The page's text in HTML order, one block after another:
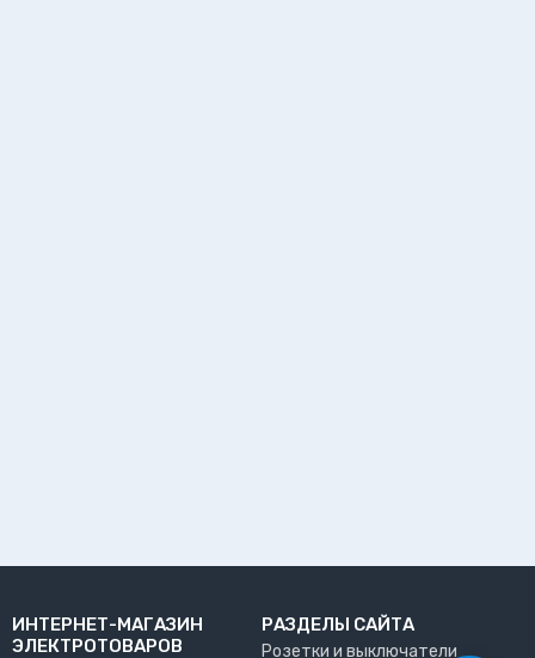
ИНТЕРНЕТ-МАГАЗИН
ЭЛЕКТРОТОВАРОВ
РАЗДЕЛЫ САЙТА
Розетки и выключатели